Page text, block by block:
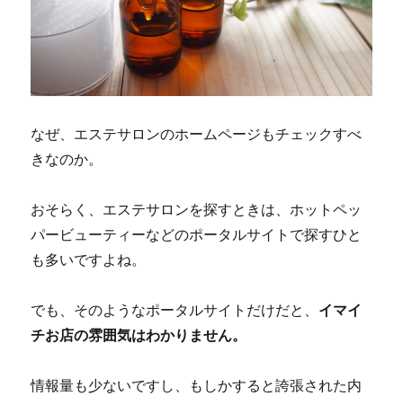
なぜ、エステサロンのホームページもチェックすべ
きなのか。
おそらく、エステサロンを探すときは、ホットペッ
パービューティーなどのポータルサイトで探すひと
も多いですよね。
でも、そのようなポータルサイトだけだと、 イマイ
チお店の雰囲気はわかりません。
情報量も少ないですし、もしかすると誇張された内